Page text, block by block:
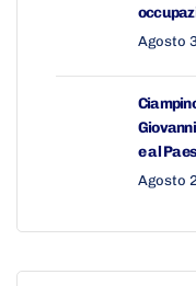
Agosto
e al
Agosto